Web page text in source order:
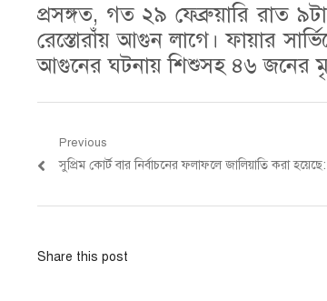
প্রসঙ্গত, গত ২৯ ফেব্রুয়ারি রাত
রেস্তোরাঁয় আগুন লাগে। ফায়ার
আগুনের ঘটনায় শিশুসহ ৪৬ জনের
Post
navigation
Previous
Previous
সুপ্রিম কোর্ট বার নির্বাচনের ফলাফলে জালিয়াতি করা
Share this post